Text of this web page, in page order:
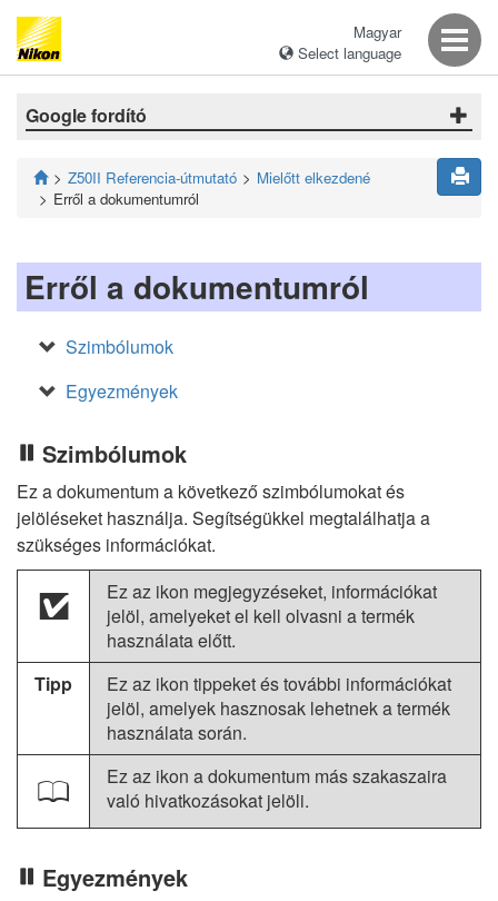
Magyar
Select language
Google fordító
Z50II Referencia-útmutató
Mielőtt elkezdené
Erről a dokumentumról
Erről a dokumentumról
Szimbólumok
Egyezmények
Szimbólumok
Ez a dokumentum a következő szimbólumokat és
jelöléseket használja. Segítségükkel megtalálhatja a
szükséges információkat.
D
Ez az ikon megjegyzéseket, információkat
jelöl, amelyeket el kell olvasni a termék
használata előtt.
Tipp
Ez az ikon tippeket és további információkat
jelöl, amelyek hasznosak lehetnek a termék
használata során.
0
Ez az ikon a dokumentum más szakaszaira
való hivatkozásokat jelöli.
Egyezmények